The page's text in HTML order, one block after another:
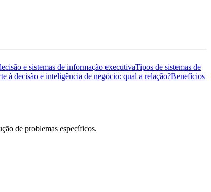
e sistemas de informação executivaTipos de sistemas de
à decisão e inteligência de negócio: qual a relação?Benefícios
de problemas específicos.